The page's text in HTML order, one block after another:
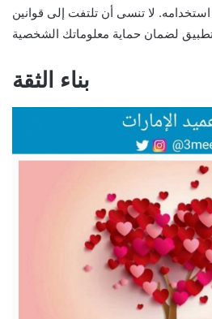
لا تنسى أن تلتفت إلى قوانين
بناء الثقة